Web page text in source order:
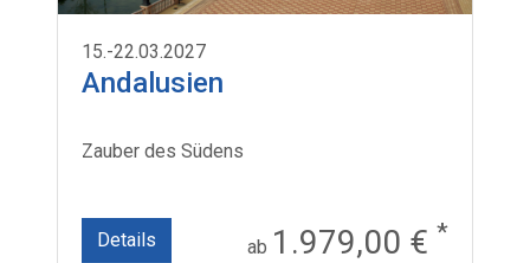
15.-22.03.2027
Andalusien
Zauber des Südens
Details ab 1.979,00 € *